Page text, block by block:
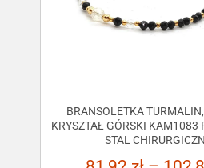
BRANSOLETKA
KRYSZTAŁ GÓRSKI KAM1083
STAL